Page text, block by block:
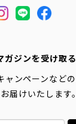
ガジンを受け取る
ャンペーンなど
届けいたします。